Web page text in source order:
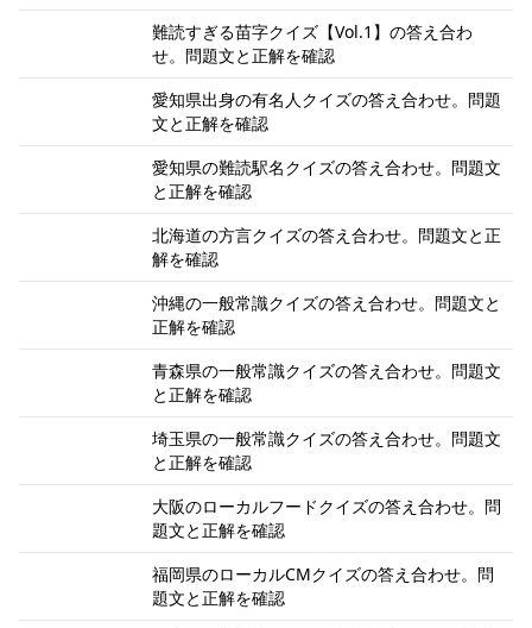
難読すぎる苗字クイズ【Vol.1】の答え合わ
せ。問題文と正解を確認
愛知県出身の有名人クイズの答え合わせ。問題
文と正解を確認
愛知県の難読駅名クイズの答え合わせ。問題文
と正解を確認
北海道の方言クイズの答え合わせ。問題文と正
解を確認
沖縄の一般常識クイズの答え合わせ。問題文と
正解を確認
青森県の一般常識クイズの答え合わせ。問題文
と正解を確認
埼玉県の一般常識クイズの答え合わせ。問題文
と正解を確認
大阪のローカルフードクイズの答え合わせ。問
題文と正解を確認
福岡県のローカルCMクイズの答え合わせ。問
題文と正解を確認